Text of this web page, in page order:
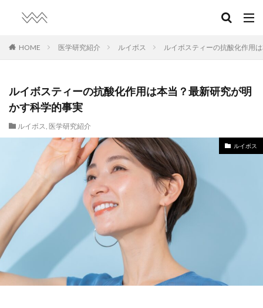
HOME 医学研究紹介 ルイボス ルイボスティーの抗酸化作用
ルイボスティーの抗酸化作用は本当？最新研究が明
かす科学的事実
ルイボス, 医学研究紹介
ルイボス